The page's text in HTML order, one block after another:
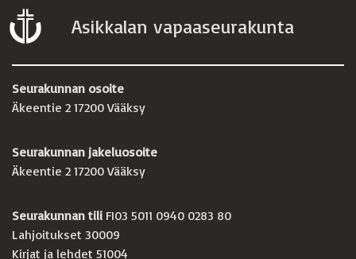
Asikkalan vapaaseurakunta
Seurakunnan osoite
Äkeentie 2 17200 Vääksy
Seurakunnan jakeluosoite
Äkeentie 2 17200 Vääksy
Seurakunnan tili FI03 5011 0940 0283 80
Lahjoitukset 30009
Kirjat ja lehdet 51004